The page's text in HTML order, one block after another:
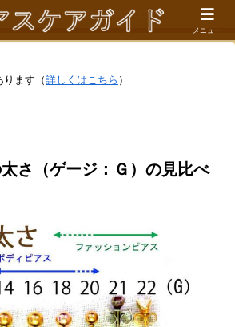
が解説するピアスケア成功のコツ
ります（詳しくはこちら ）
さ（ゲージ：Ｇ）の見比べ
メニュー